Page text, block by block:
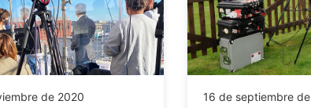
de 2020 16 de septiembre